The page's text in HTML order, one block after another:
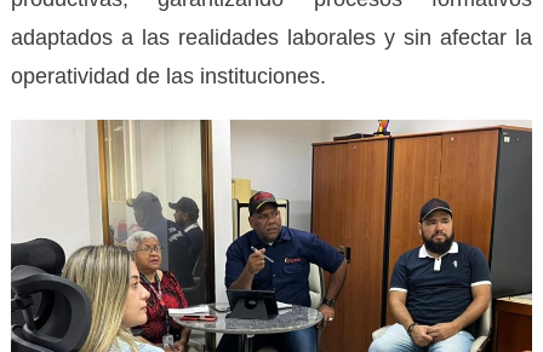
adaptados a las realidades laborales y sin afectar la
operatividad de las instituciones.